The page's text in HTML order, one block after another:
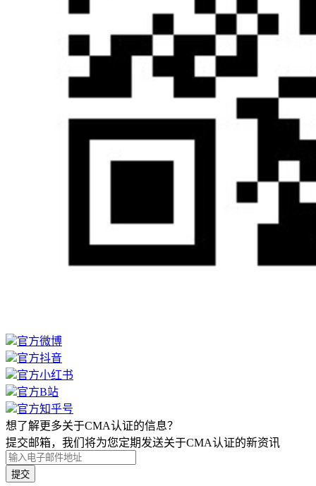
官方微博
官方抖音
官方小红书
官方B站
官方知乎号
想了解更多关于CMA认证的信息？
提交邮箱，我们将为您定期发送关于CMA认证的新资讯
提交